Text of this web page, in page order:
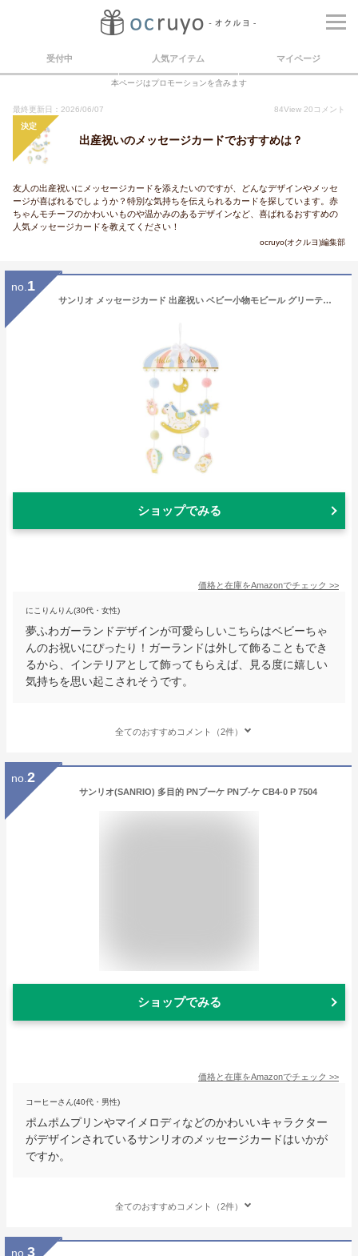
受付中 人気アイテム マイページ
本ページはプロモーションを含みます
最終更新日：2026/06/07 84View 20 コメント
決定
出産祝いのメッセージカードでおすすめは？
友人の出産祝いにメッセージカードを添えたいのですが、どんなデザインやメッセ
ージが喜ばれるでしょうか？特別な気持ちを伝えられるカードを探しています。赤
ちゃんモチーフのかわいいものや温かみのあるデザインなど、喜ばれるおすすめの
人気メッセージカードを教えてください！
ocruyo(オクルヨ)編集部
no. 1
サンリオ メッセージカード 出産祝い ベビー小物モビール グリーティングカード 海外輸送可 BC252-4 SANRIO 103284
ショップでみる
価格と在庫をAmazonでチェック >>
にこりんりん(30代・女性)
夢ふわガーランドデザインが可愛らしいこちらはベビーちゃ
んのお祝いにぴったり！ガーランドは外して飾ることもでき
るから、インテリアとして飾ってもらえば、見る度に嬉しい
気持ちを思い起こされそうです。
全てのおすすめコメント（2件）
no. 2
サンリオ(SANRIO) 多目的 PNブーケ PNブ-ケ CB4-0 P 7504
ショップでみる
価格と在庫をAmazonでチェック >>
コーヒーさん(40代・男性)
ポムポムプリンやマイメロディなどのかわいいキャラクター
がデザインされているサンリオのメッセージカードはいかが
ですか。
全てのおすすめコメント（2件）
no. 3